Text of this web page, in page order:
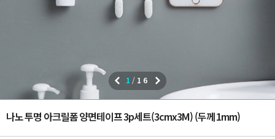
1 / 16
나노 투명 아크릴폼 양면테이프 3p세트(3cmx3M) (두께 1mm)